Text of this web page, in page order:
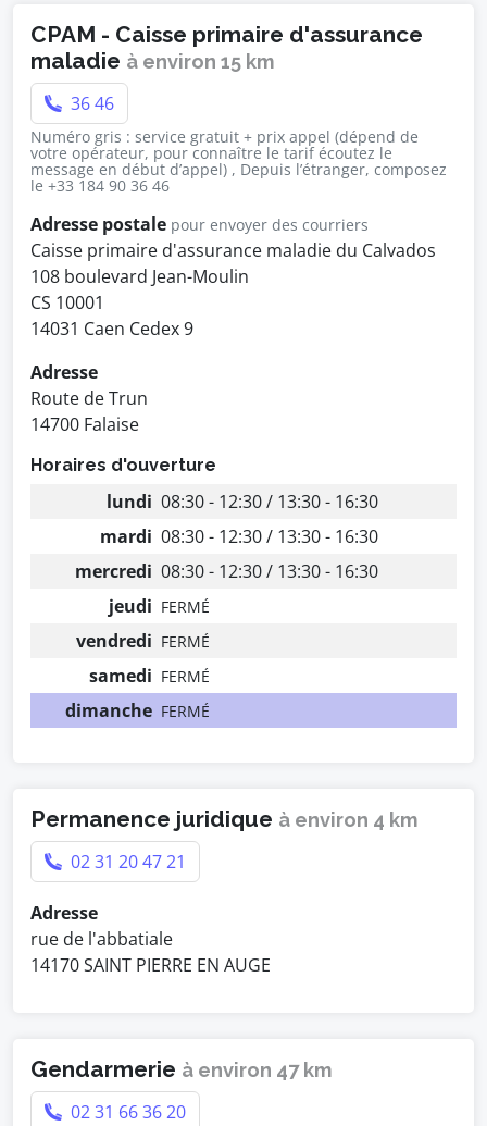
CPAM - Caisse primaire d'assurance
maladie à environ 15 km
36 46
Numéro gris : service gratuit + prix appel (dépend de
votre opérateur, pour connaître le tarif écoutez le
message en début d’appel) , Depuis l’étranger, composez
le +33 184 90 36 46
Adresse postale pour envoyer des courriers
Caisse primaire d'assurance maladie du Calvados
108 boulevard Jean-Moulin
CS 10001
14031 Caen Cedex 9
Adresse
Route de Trun
14700 Falaise
Horaires d'ouverture
lundi 08:30 - 12:30 / 13:30 - 16:30
mardi 08:30 - 12:30 / 13:30 - 16:30
mercredi 08:30 - 12:30 / 13:30 - 16:30
jeudi FERMÉ
vendredi FERMÉ
samedi FERMÉ
dimanche FERMÉ
Permanence juridique à environ 4 km
02 31 20 47 21
Adresse
rue de l'abbatiale
14170 SAINT PIERRE EN AUGE
Gendarmerie à environ 47 km
02 31 66 36 20